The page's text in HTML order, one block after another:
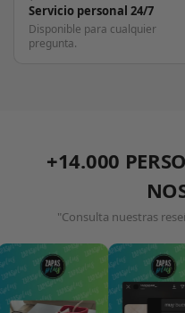
Servicio personal 24/7
Disponible para cualquier
pregunta.
+14.000
"Consulta nuestras